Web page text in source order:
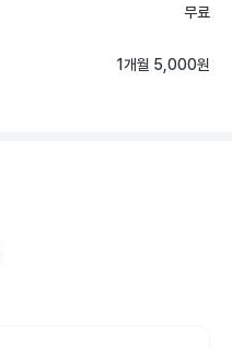
무료
1개월 5,000원